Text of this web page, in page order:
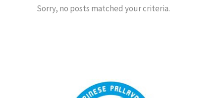
Sorry, no posts matched your criteria.